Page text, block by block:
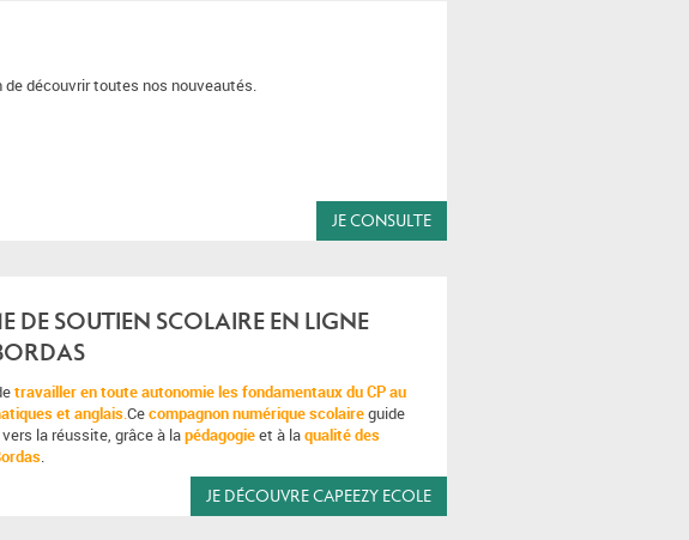
découvrir toutes nos nouveautés.
JE CONSULTE
DE SOUTIEN SCOLAIRE EN LIGNE
travailler en toute autonomie les fondamentaux du CP au
et anglais.Cecompagnon numérique scolaireguide
la réussite, grâce à lapédagogieet à laqualité des
.
JE DÉCOUVRE CAPEEZY ECOLE